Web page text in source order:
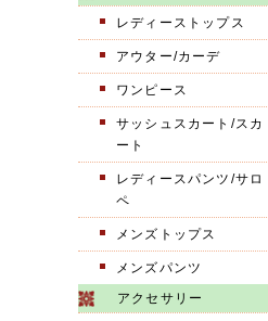
レディーストップス
アウター/カーデ
ワンピース
サッシュスカート/スカ
ート
レディースパンツ/サロ
ペ
メンズトップス
メンズパンツ
アクセサリー